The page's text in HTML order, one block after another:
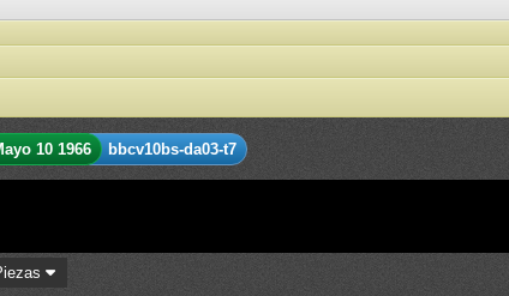
10 1966 bbcv10bs-da03-t7